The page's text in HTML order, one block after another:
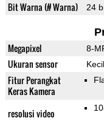
Bit Warna (# Warna) 24
Megapixel 8-
Ukuran sensor Kecil
Fitur Perangkat
Keras Kamera
resolusi video